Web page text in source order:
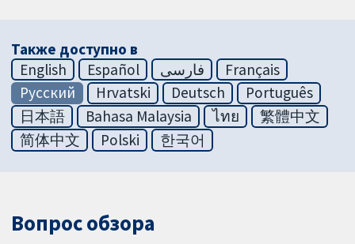
Также доступно в
English
Español فارسی
Français
Русский
Hrvatski Deutsch
Português
日本語
Bahasa Malaysia ไทย
繁體中文
简体中文
Polski 한국어
Вопрос обзора